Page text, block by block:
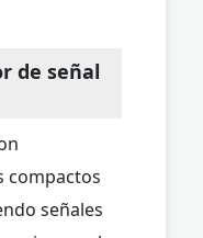
de señal
compactos
señales